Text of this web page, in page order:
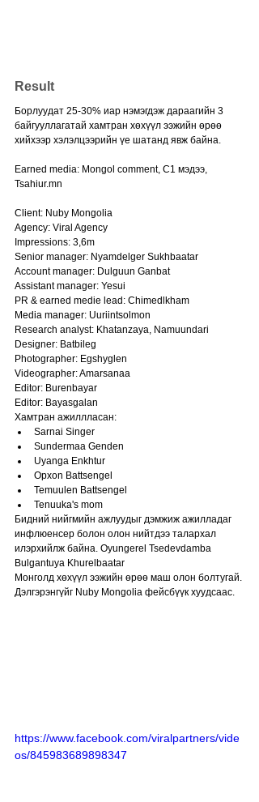
Result
Борлуудат 25-30% иар нэмэгдэж дараагийн 3
байгууллагатай хамтран хөхүүл ээжийн өрөө
хийхээр хэлэлцээрийн үе шатанд явж байна.
Earned media: Mongol comment, C1 мэдээ,
Tsahiur.mn
Client: Nuby Mongolia
Agency: Viral Agency
Impressions: 3,6m
Senior manager: Nyamdelger Sukhbaatar
Account manager: Dulguun Ganbat
Assistant manager: Yesui
PR & earned medie lead: Chimedlkham
Media manager: Uuriintsolmon
Research analyst: Khatanzaya, Namuundari
Designer: Batbileg
Photographer: Egshyglen
Videographer: Amarsanaa
Editor: Burenbayar
Editor: Bayasgalan
Хамтран ажиллласан:
Sarnai Singer
Sundermaa Genden
Uyanga Enkhtur
Opxon Battsengel
Temuulen Battsengel
Tenuuka's mom
Бидний нийгмийн ажлуудыг дэмжиж ажилладаг
инфлюенсер болон олон нийтдээ талархал
илэрхийлж байна. Oyungerel Tsedevdamba
Bulgantuya Khurelbaatar
Монголд хөхүүл ээжийн өрөө маш олон болтугай.
Дэлгэрэнгүйг Nuby Mongolia фейсбүүк хуудсаас.
https://www.facebook.com/viralpartners/vide
os/845983689898347